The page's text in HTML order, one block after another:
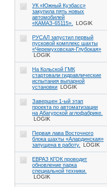
УК «Южный Кузбасс»
закупила пять новых
автомобилей
«КАМАЗ-65115».
LOGIK
РУСАЛ запустил первый
пусковой комплекс шахты
«Черемуховская-Глубокая»
LOGIK
На Кольской ГМК
стартовали гидравлические
испытания выпарной
установки LOGIK
Завершен 1-ый этап
проекта по автоматизации
на Абагурской аглофабрике.
LOGIK
Первая лава Восточного
блока шахты «Алардинская»
запущена в работу.
LOGIK
ЕВРАЗ КГОК проводит
обновление парка
специальной техники.
LOGIK